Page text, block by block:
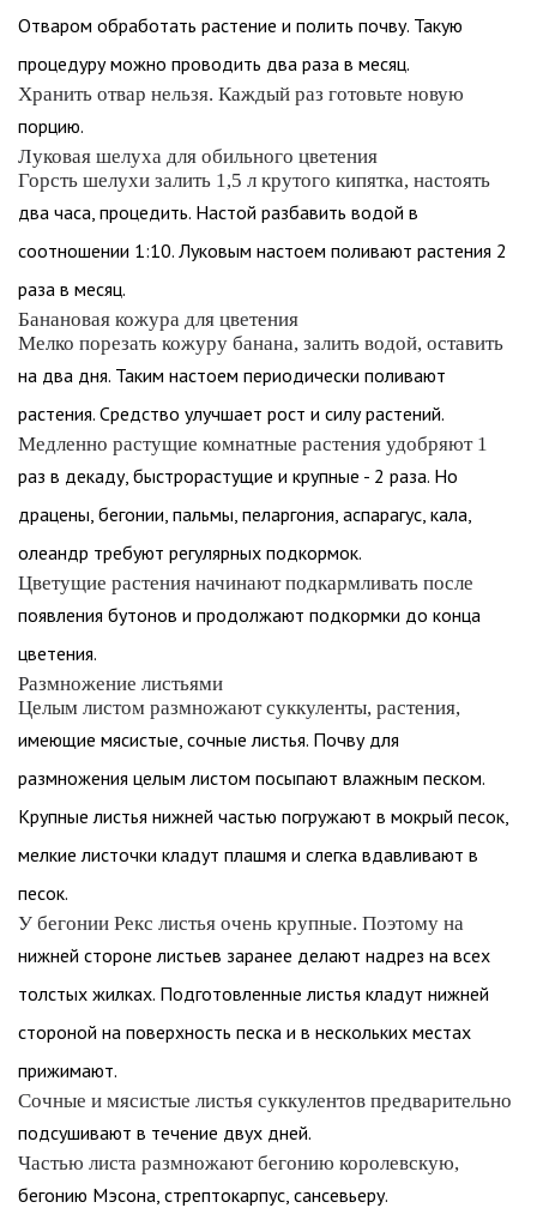
Отваром обработать растение и полить почву. Такую
процедуру можно проводить два раза в месяц.
Хранить отвар нельзя. Каждый раз готовьте новую
порцию.
Луковая шелуха для обильного цветения
Горсть шелухи залить 1,5 л крутого кипятка, настоять
два часа, процедить. Настой разбавить водой в
соотношении 1:10. Луковым настоем поливают растения 2
раза в месяц.
Банановая кожура для цветения
Мелко порезать кожуру банана, залить водой, оставить
на два дня. Таким настоем периодически поливают
растения. Средство улучшает рост и силу растений.
Медленно растущие комнатные растения удобряют 1
раз в декаду, быстрорастущие и крупные - 2 раза. Но
драцены, бегонии, пальмы, пеларгония, аспарагус, кала,
олеандр требуют регулярных подкормок.
Цветущие растения начинают подкармливать после
появления бутонов и продолжают подкормки до конца
цветения.
Размножение листьями
Целым листом размножают суккуленты, растения,
имеющие мясистые, сочные листья. Почву для
размножения целым листом посыпают влажным песком.
Крупные листья нижней частью погружают в мокрый песок,
мелкие листочки кладут плашмя и слегка вдавливают в
песок.
У бегонии Рекс листья очень крупные. Поэтому на
нижней стороне листьев заранее делают надрез на всех
толстых жилках. Подготовленные листья кладут нижней
стороной на поверхность песка и в нескольких местах
прижимают.
Сочные и мясистые листья суккулентов предварительно
подсушивают в течение двух дней.
Частью листа размножают бегонию королевскую,
бегонию Мэсона, стрептокарпус, сансевьеру.